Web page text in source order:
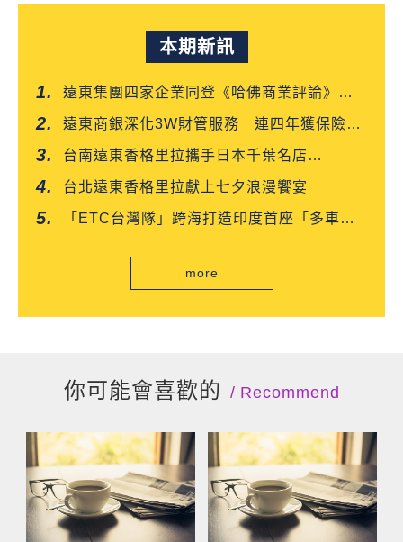
本期新訊
遠東集團四家企業同登《哈佛商業評論》
「台灣企業領袖100強」
遠東商銀深化3W財管服務 連四年獲保險信
望愛雙獎肯定
台南遠東香格里拉攜手日本千葉名店
「CROISSANT」 得獎可頌搶先上市
台北遠東香格里拉獻上七夕浪漫饗宴
「ETC台灣隊」跨海打造印度首座「多車道
more
你可能會喜歡的 Recommend